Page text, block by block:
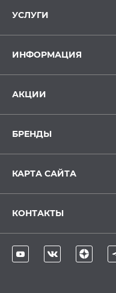
УСЛУГИ
ИНФОРМАЦИЯ
АКЦИИ
БРЕНДЫ
КАРТА САЙТА
КОНТАКТЫ